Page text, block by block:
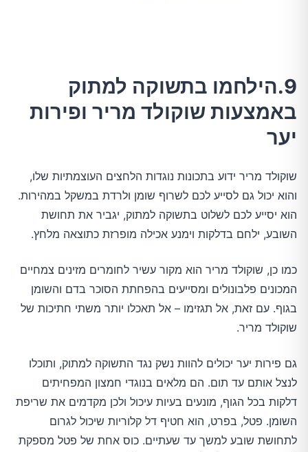
9.הילחמו בתשוקה למתוק
באמצעות שוקולד מריר ופירות
יער
שוקולד מריר ידוע בתכונות נוגדות הלחצים העוצמתיות שלו,
והוא יכול גם לסייע לכם לשרוף שומן ולרדת במשקל במהירות.
הוא יסייע לכם לשלוט בתשוקה למתוק, יגביר את תחושת
השובע, ילחם בדלקות וימנע אכילה מופרזת כתוצאה מלחץ.
כמו כן, שוקולד מריר הוא מקור עשיר לחומרים מזינים צמחיים
המכונים פלבונולים ומסייעים בהפחתת הסוכר בדם והשומן
בגוף. עם זאת, אל תגזימו – אל תאכלו יותר משתי חתיכות של
שוקולד מריר.
גם פירות יער יכולים להוות נשק נגד התשוקה למתוק, ותוכלו
לנצל אותם עד תום. הם מלאים בנוגדי חמצון המפחיתים
דלקות בכל הגוף, מונעים בעיות עיכול ולכן מקדמים את שריפת
השומן. פטל, בפרט, הוא חטיף דל קלוריות שיכול לגרום
לתחושת שובע למשך עד שעתיים. כוס אחת של פטל מספקת